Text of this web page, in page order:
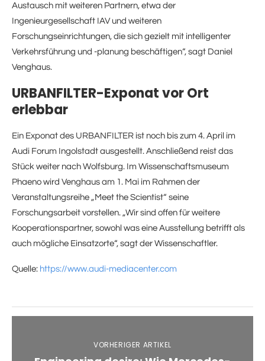
Austausch mit weiteren Partnern, etwa der
Ingenieurgesellschaft IAV und weiteren
Forschungseinrichtungen, die sich gezielt mit intelligenter
Verkehrsführung und -planung beschäftigen“, sagt Daniel
Venghaus.
URBANFILTER-Exponat vor Ort
erlebbar
Ein Exponat des URBANFILTER ist noch bis zum 4. April im
Audi Forum Ingolstadt ausgestellt. Anschließend reist das
Stück weiter nach Wolfsburg. Im Wissenschaftsmuseum
Phaeno wird Venghaus am 1. Mai im Rahmen der
Veranstaltungsreihe „Meet the Scientist“ seine
Forschungsarbeit vorstellen. „Wir sind offen für weitere
Kooperationspartner, sowohl was eine Ausstellung betrifft als
auch mögliche Einsatzorte“, sagt der Wissenschaftler.
Quelle: https://www.audi-mediacenter.com
VORHERIGER ARTIKEL